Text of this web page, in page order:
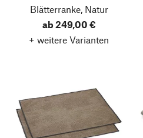
Blätterranke, Natur
ab 249,00 €
+ weitere Varianten